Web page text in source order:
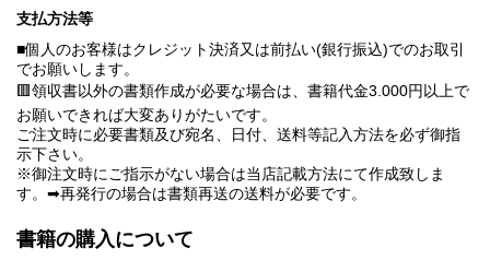
支払方法等
■個人のお客様はクレジット決済又は前払い(銀行振込)でのお取引
でお願いします。
🟥領収書以外の書類作成が必要な場合は、書籍代金3.000円以上で
お願いできれば大変ありがたいです。
ご注文時に必要書類及び宛名、日付、送料等記入方法を必ず御指
示下さい。
※御注文時にご指示がない場合は当店記載方法にて作成致しま
す。➡再発行の場合は書類再送の送料が必要です。
書籍の購入について